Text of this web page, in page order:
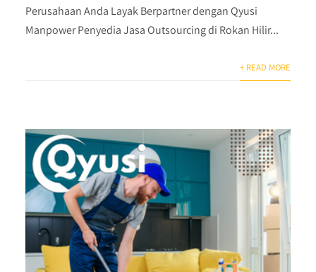
Perusahaan Anda Layak Berpartner dengan Qyusi
Manpower Penyedia Jasa Outsourcing di Rokan Hilir...
+ READ MORE